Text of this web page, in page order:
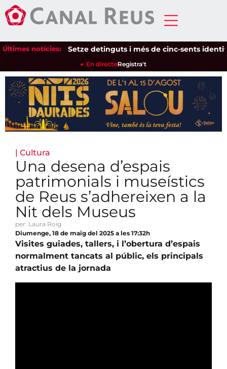
Últimes notícies:Setze detinguts i més de cinc-sents
En directeRegistra't
| Cultura
Una desena d’espais
patrimonials i museístics
de Reus s’adhereixen a la
Nit dels Museus
per: Laura Roig
Diumenge, 18 de maig del 2025 a les 17:32h
Visites guiades, tallers, i l’obertura d’espais
normalment tancats al públic, els principals
atractius de la jornada